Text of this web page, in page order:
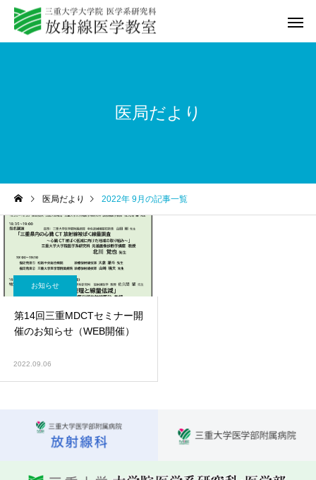
Q&A
医局だより
医局だより 2022年 9月の記事一覧
お知らせ
第14回三重MDCTセミナー開
催のお知らせ（WEB開催）
2022.09.06